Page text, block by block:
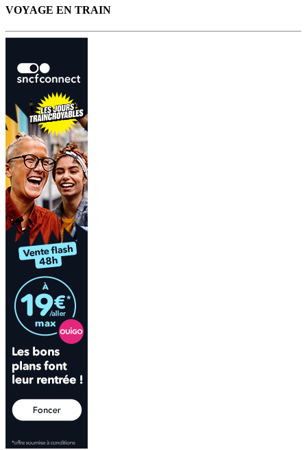
VOYAGE EN TRAIN